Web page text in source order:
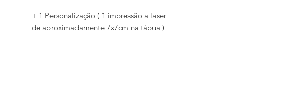
+ 1 Personalização ( 1 impressão a laser
de aproximadamente 7x7cm na tábua )